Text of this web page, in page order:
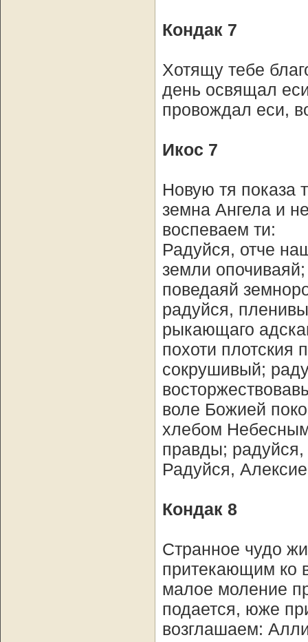
Кондак 7
Хотящу тебе
день освящал
провождал еси,
Икос 7
Новую тя показа
земна Ангела и
воспеваем ти:
Радуйся, отче
земли
поведаяй
радуйся,
рыкающаго
похоти плотския
сокрушивый;
воле Божией
хлебом
правды;
Радуйся,
Кондак 8
Странное чудо
притекающим ко
малое моление
подается, юже
возглашаем: